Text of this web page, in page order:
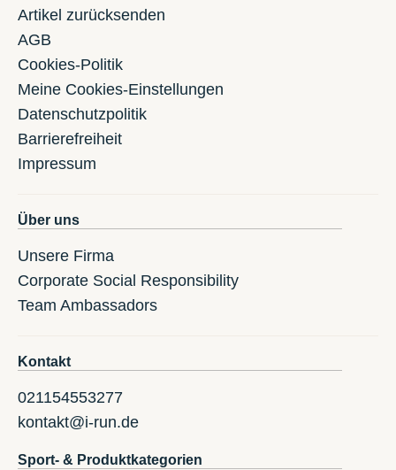
Artikel zurücksenden
AGB
Cookies-Politik
Meine Cookies-Einstellungen
Datenschutzpolitik
Barrierefreiheit
Impressum
Über uns
Unsere Firma
Corporate Social Responsibility
Team Ambassadors
Kontakt
021154553277
kontakt@i-run.de
Sport- & Produktkategorien